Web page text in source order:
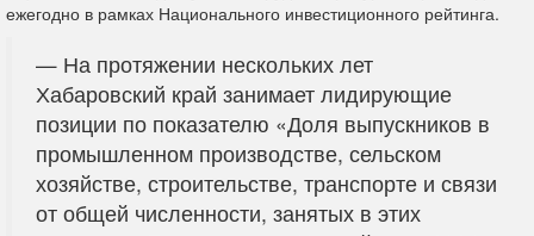
ежегодно в рамках Национального инвестиционного рейтинга.
— На протяжении нескольких лет
Хабаровский край занимает лидирующие
позиции по показателю «Доля выпускников в
промышленном производстве, сельском
хозяйстве, строительстве, транспорте и связи
от общей численности, занятых в этих